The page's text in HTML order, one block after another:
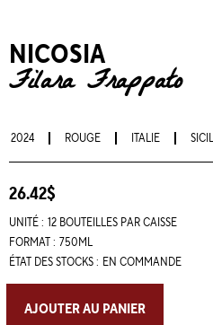
NICOSIA
Filara Frappato
2024 ROUGE ITALIE
26.42$
UNITÉ : 12 BOUTEILLES PAR CAISSE
FORMAT : 750ML
ÉTAT DES STOCKS : EN COMMANDE
AJOUTER AU PANIER